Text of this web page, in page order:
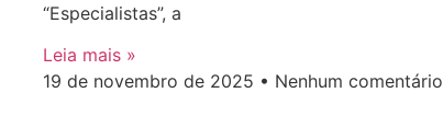
“Especialistas”, a
Leia mais »
19 de novembro de 2025
Nenhum comentário